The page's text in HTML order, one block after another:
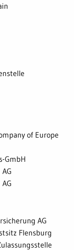
of Europe
GmbH
AG
Flensburg